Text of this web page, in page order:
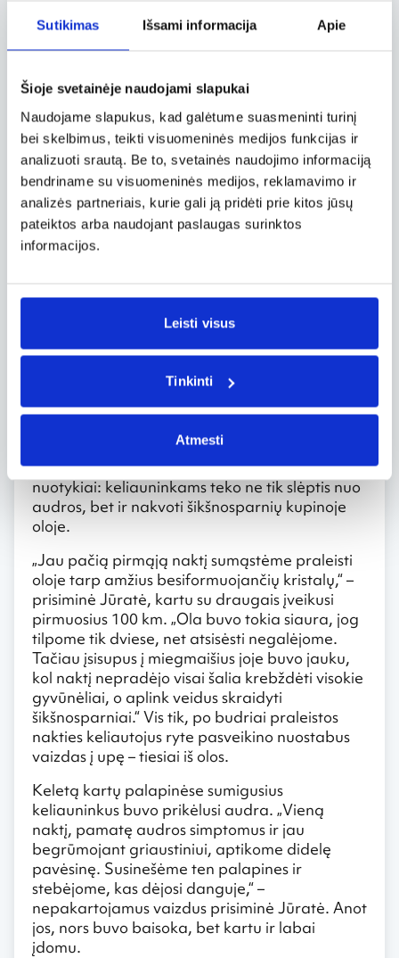
Sutikimas Išsami informacija Apie
Šioje svetainėje naudojami slapukai
Naudojame slapukus, kad galėtume suasmeninti turinį
bei skelbimus, teikti visuomeninės medijos funkcijas ir
analizuoti srautą. Be to, svetainės naudojimo informaciją
bendriname su visuomeninės medijos, reklamavimo ir
analizės partneriais, kurie gali ją pridėti prie kitos jūsų
pateiktos arba naudojant paslaugas surinktos
informacijos.
Leisti visus
Tinkinti
Atmesti
Rokiškį.“
Daugiau nei tris savaites pedalus aplink
jai pasirodė be galo graži, nebuvo kuo nusivilti,
nors daugumoje vietovių teko lankytis pirmą
kartą. Mergina negailėjo liaupsių ir lietuviams:
anot jos, žmonės visoje Lietuvoje labai
draugiški ir geri. „Kartą sena močiutė, ėjusi
gatve su maišu agurkų, pasiūlė mums visus juos
– atidavė visą maišą,“ – lietuvišku nuoširdumu
neatsistebėjo keliautoja. „Bagažas pasunkėjo,
bet buvom labai patenkinti naminiais
Žvaigždėtos naktys ir pažintis su naktiniu
visą šimtą kilometrų, keliautojai šiltas vasaros
naktis leisdavo palapinėse – stovyklavietėse ar
žvaigždėtu dangumi. Tačiau jau pirmosiomis
kelionės dienomis jaunųjų dviratininkų laukė
nuotykiai: keliauninkams teko ne tik slėptis nuo
audros, bet ir nakvoti šikšnosparnių kupinoje
oloje.
„Jau pačią pirmąją naktį sumąstėme praleisti
oloje tarp amžius besiformuojančių kristalų,“ –
prisiminė Jūratė, kartu su draugais įveikusi
pirmuosius 100 km. „Ola buvo tokia siaura, jog
tilpome tik dviese, net atsisėsti negalėjome.
Tačiau įsisupus į miegmaišius joje buvo jauku,
kol naktį nepradėjo visai šalia krebždėti visokie
gyvūnėliai, o aplink veidus skraidyti
šikšnosparniai.“ Vis tik, po budriai praleistos
nakties keliautojus ryte pasveikino nuostabus
vaizdas į upę – tiesiai iš olos.
Keletą kartų palapinėse sumigusius
keliauninkus buvo prikėlusi audra. „Vieną
naktį, pamatę audros simptomus ir jau
begrūmojant griaustiniui, aptikome didelę
pavėsinę. Susinešėme ten palapines ir
stebėjome, kas dėjosi danguje,“ –
nepakartojamus vaizdus prisiminė Jūratė. Anot
jos, nors buvo baisoka, bet kartu ir labai
įdomu.